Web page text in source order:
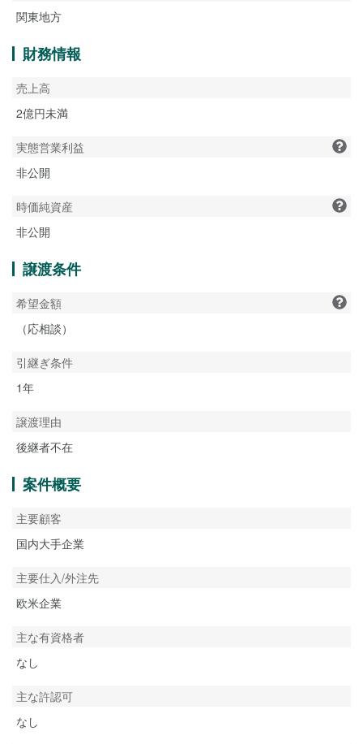
関東地方
財務情報
売上高
2億円未満
実態営業利益
非公開
時価純資産
非公開
譲渡条件
希望金額
（応相談）
引継ぎ条件
1年
譲渡理由
後継者不在
案件概要
主要顧客
国内大手企業
主要仕入/外注先
欧米企業
主な有資格者
なし
主な許認可
なし